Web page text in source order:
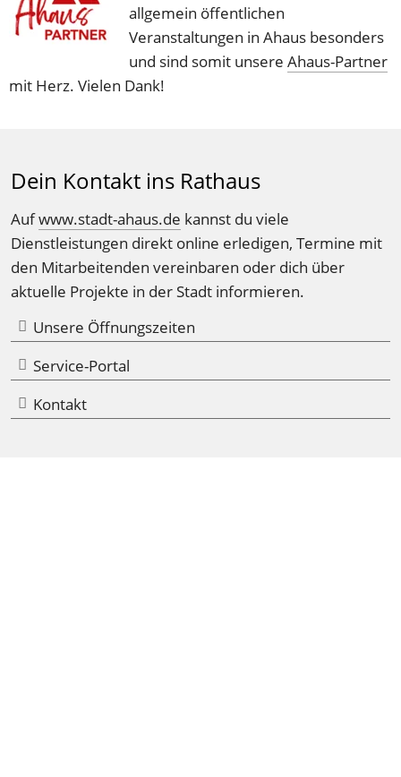
allgemein öffentlichen
Veranstaltungen in Ahaus besonders
und sind somit unsere Ahaus-Partner
mit Herz. Vielen Dank!
Dein Kontakt ins Rathaus
Auf www.stadt-ahaus.de kannst du viele
Dienstleistungen direkt online erledigen, Termine mit
den Mitarbeitenden vereinbaren oder dich über
aktuelle Projekte in der Stadt informieren.
Unsere Öffnungszeiten
Service-Portal
Kontakt